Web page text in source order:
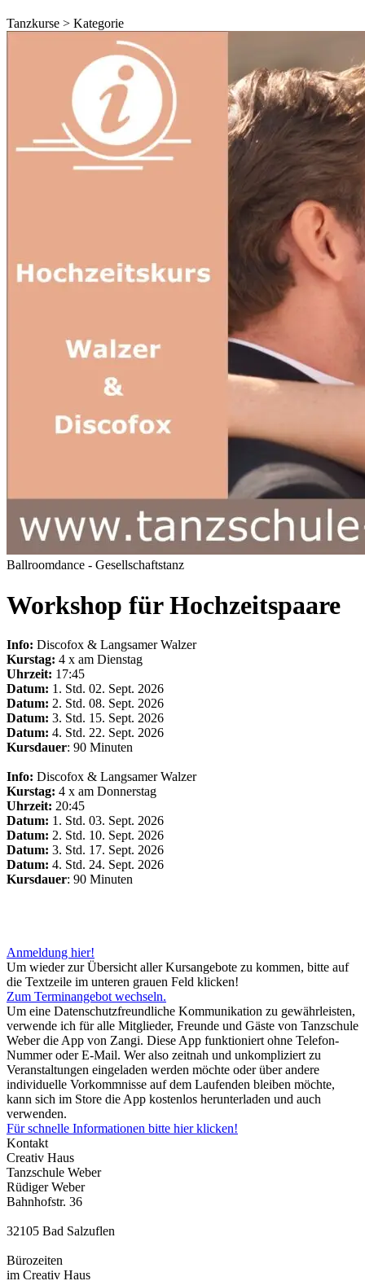
Tanzkurse > Kategorie
Ballroomdance - Gesellschaftstanz
Workshop für Hochzeitspaare
Info: Discofox & Langsamer Walzer
Kurstag: 4 x am Dienstag
Uhrzeit: 17:45
Datum: 1. Std. 02. Sept. 2026
Datum: 2. Std. 08. Sept. 2026
Datum: 3. Std. 15. Sept. 2026
Datum: 4. Std. 22. Sept. 2026
Kursdauer: 90 Minuten
Info: Discofox & Langsamer Walzer
Kurstag: 4 x am Donnerstag
Uhrzeit: 20:45
Datum: 1. Std. 03. Sept. 2026
Datum: 2. Std. 10. Sept. 2026
Datum: 3. Std. 17. Sept. 2026
Datum: 4. Std. 24. Sept. 2026
Kursdauer: 90 Minuten
Anmeldung hier!
Um wieder zur Übersicht aller Kursangebote zu kommen, bitte auf
die Textzeile im unteren grauen Feld klicken!
Zum Terminangebot wechseln.
Um eine Datenschutzfreundliche Kommunikation zu gewährleisten,
verwende ich für alle Mitglieder, Freunde und Gäste von Tanzschule
Weber die App von Zangi. Diese App funktioniert ohne Telefon-
Nummer oder E-Mail. Wer also zeitnah und unkompliziert zu
Veranstaltungen eingeladen werden möchte oder über andere
individuelle Vorkommnisse auf dem Laufenden bleiben möchte,
kann sich im Store die App kostenlos herunterladen und auch
verwenden.
Für schnelle Informationen bitte hier klicken!
Kontakt
Creativ Haus
Tanzschule Weber
Rüdiger Weber
Bahnhofstr. 36
32105 Bad Salzuflen
Bürozeiten
im Creativ Haus